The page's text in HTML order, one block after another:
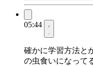
05:44
確かに学習方法と
の虫食いになって